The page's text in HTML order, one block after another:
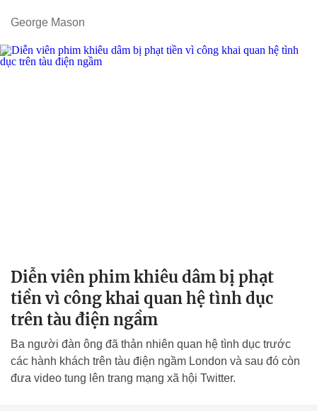
George Mason
Diễn viên phim khiêu dâm bị phạt
tiền vì công khai quan hệ tình dục
trên tàu điện ngầm
Ba người đàn ông đã thản nhiên quan hệ tình dục trước
các hành khách trên tàu điện ngầm London và sau đó còn
đưa video tung lên trang mạng xã hội Twitter.